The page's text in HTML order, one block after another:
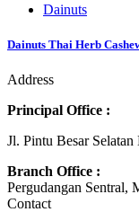
Dainuts
Dainuts Thai Herb
Address
Principal Office :
Jl. Pintu Besar
Branch Office :
Pergudangan Sentral,
Contact